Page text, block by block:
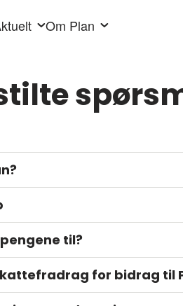
Om Plan
til?
for bidrag til